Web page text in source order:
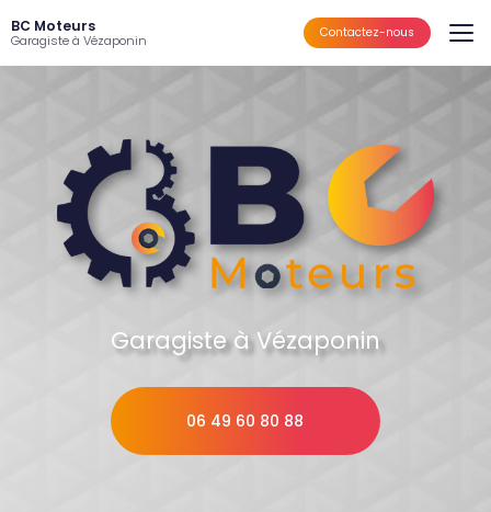
au
contenu
principal
BC Moteurs
Garagiste à Vézaponin Contactez-nous
Garagiste à Vézaponin
06 49 60 80 88